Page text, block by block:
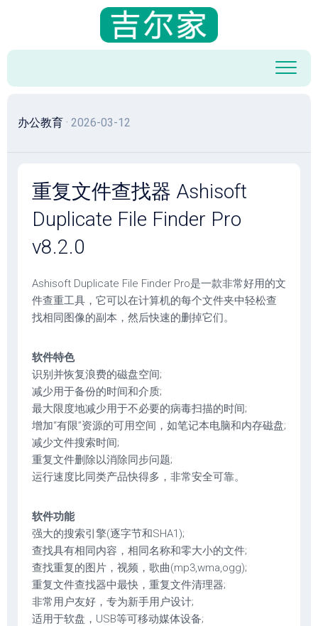
容
办公教育 · 2026-03-12
重复文件查找器 Ashisoft
Duplicate File Finder Pro
v8.2.0
Ashisoft Duplicate File Finder Pro是一款非常好用的文
件查重工具，它可以在计算机的每个文件夹中轻松查
找相同图像的副本，然后快速的删掉它们。
软件特色
识别并恢复浪费的磁盘空间;
减少用于备份的时间和介质;
最大限度地减少用于不必要的病毒扫描的时间;
增加“有限”资源的可用空间，如笔记本电脑和内存磁盘;
减少文件搜索时间;
重复文件删除以消除同步问题;
运行速度比同类产品快得多，非常安全可靠。
软件功能
强大的搜索引擎(逐字节和SHA1);
查找具有相同内容，相同名称和零大小的文件;
查找重复的图片，视频，歌曲(mp3,wma,ogg);
重复文件查找器中最快，重复文件清理器;
非常用户友好，专为新手用户设计;
适用于软盘，USB等可移动媒体设备;